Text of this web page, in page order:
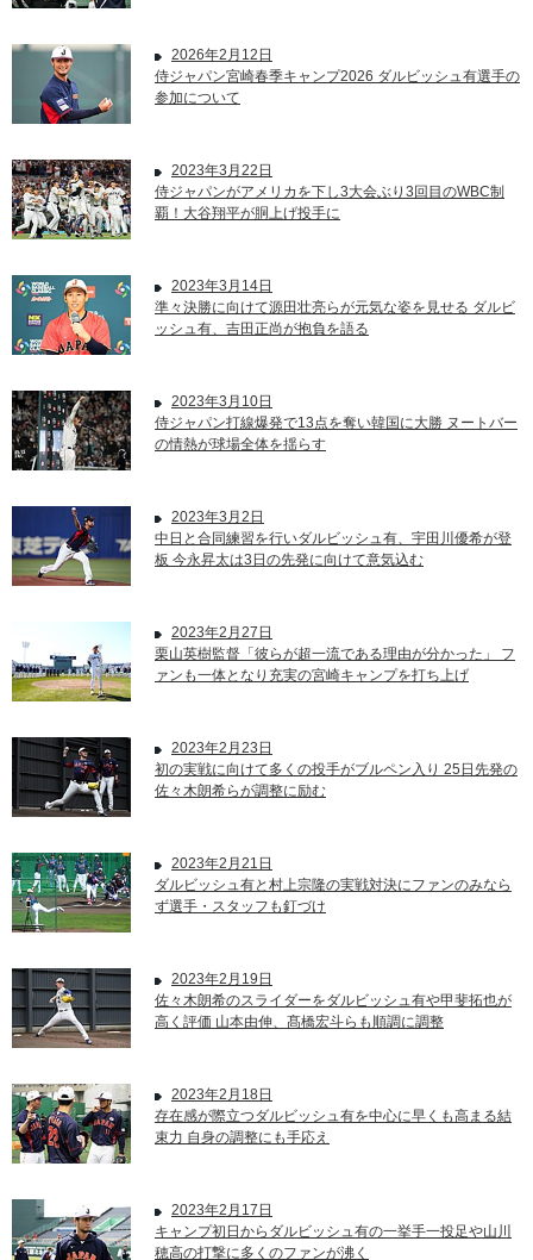
2026年2月12日
侍ジャパン宮崎春季キャンプ2026 ダルビッシュ有選手の
参加について
2023年3月22日
侍ジャパンがアメリカを下し3大会ぶり3回目のWBC制
覇！大谷翔平が胴上げ投手に
2023年3月14日
準々決勝に向けて源田壮亮らが元気な姿を見せる ダルビ
ッシュ有、吉田正尚が抱負を語る
2023年3月10日
侍ジャパン打線爆発で13点を奪い韓国に大勝 ヌートバー
の情熱が球場全体を揺らす
2023年3月2日
中日と合同練習を行いダルビッシュ有、宇田川優希が登
板 今永昇太は3日の先発に向けて意気込む
2023年2月27日
栗山英樹監督「彼らが超一流である理由が分かった」 フ
ァンも一体となり充実の宮崎キャンプを打ち上げ
2023年2月23日
初の実戦に向けて多くの投手がブルペン入り 25日先発の
佐々木朗希らが調整に励む
2023年2月21日
ダルビッシュ有と村上宗隆の実戦対決にファンのみなら
ず選手・スタッフも釘づけ
2023年2月19日
佐々木朗希のスライダーをダルビッシュ有や甲斐拓也が
高く評価 山本由伸、髙橋宏斗らも順調に調整
2023年2月18日
存在感が際立つダルビッシュ有を中心に早くも高まる結
束力 自身の調整にも手応え
2023年2月17日
キャンプ初日からダルビッシュ有の一挙手一投足や山川
穂高の打撃に多くのファンが沸く